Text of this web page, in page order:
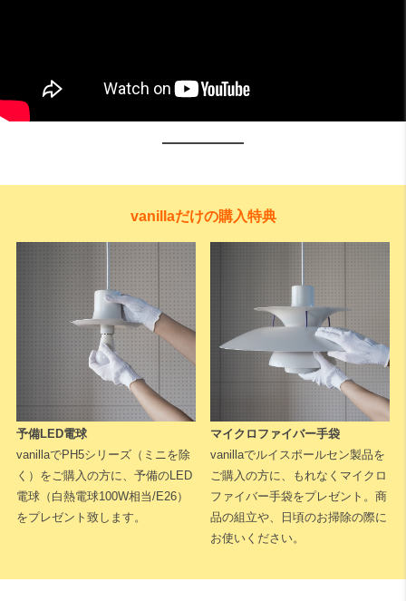
vanillaだけの購入特典
予備LED電球
vanillaでPH5シリーズ（ミニを除
く）をご購入の方に、予備のLED
電球（白熱電球100W相当/E26）
をプレゼント致します。
マイクロファイバー手袋
vanillaでルイスポールセン製品を
ご購入の方に、もれなくマイクロ
ファイバー手袋をプレゼント。商
品の組立や、日頃のお掃除の際に
お使いください。